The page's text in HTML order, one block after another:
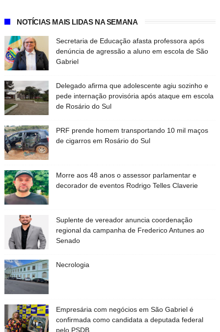
NOTÍCIAS MAIS LIDAS NA SEMANA
Secretaria de Educação afasta professora após
denúncia de agressão a aluno em escola de São
Gabriel
Delegado afirma que adolescente agiu sozinho e
pede internação provisória após ataque em escola
de Rosário do Sul
PRF prende homem transportando 10 mil maços
de cigarros em Rosário do Sul
Morre aos 48 anos o assessor parlamentar e
decorador de eventos Rodrigo Telles Claverie
Suplente de vereador anuncia coordenação
regional da campanha de Frederico Antunes ao
Senado
Necrologia
Empresária com negócios em São Gabriel é
confirmada como candidata a deputada federal
pelo PSDB